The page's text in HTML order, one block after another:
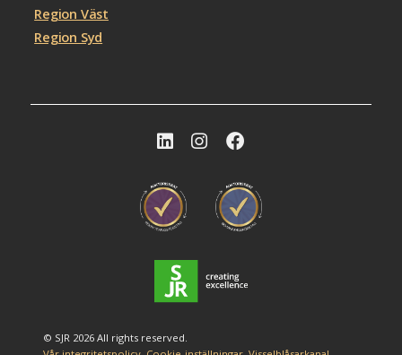
Region Väst
Region Syd
© SJR 2026 All rights reserved.